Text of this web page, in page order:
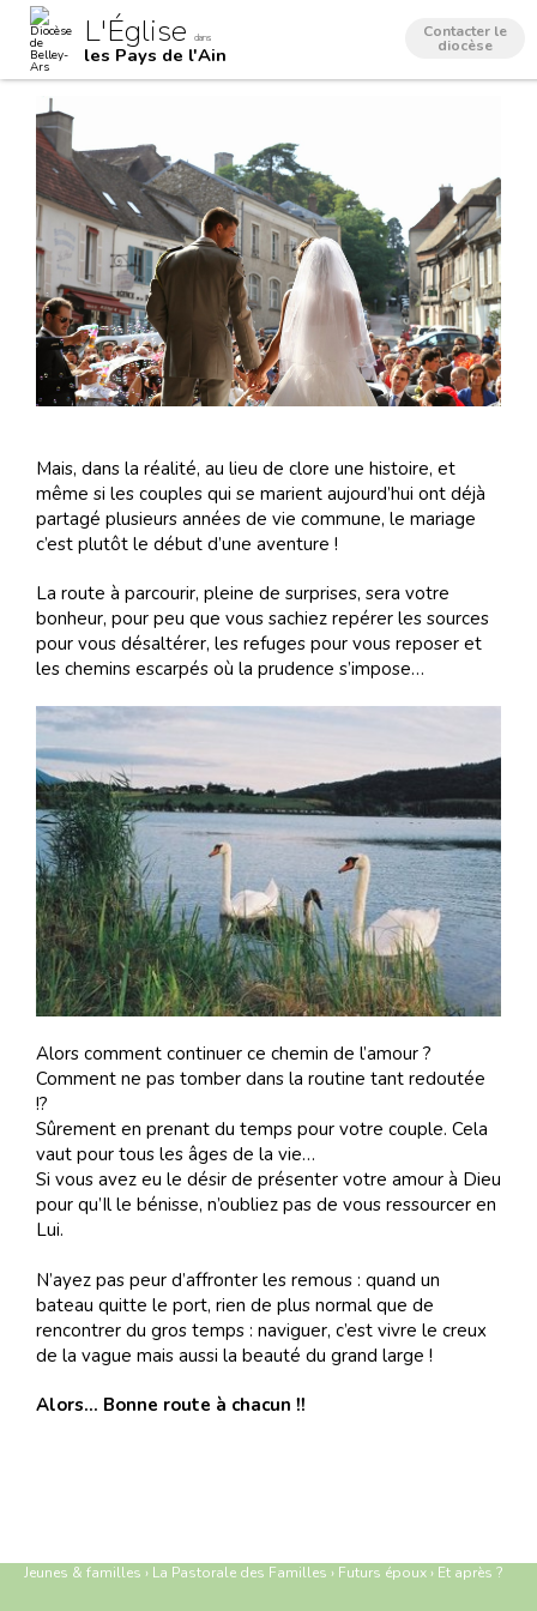
contenu.
navigation
Outils
personnels
L'Église dans
les Pays de l'Ain
Contacter le
diocèse
Mais, dans la réalité, au lieu de clore une histoire, et
même si les couples qui se marient aujourd’hui ont déjà
partagé plusieurs années de vie commune, le mariage
c’est plutôt le début d’une aventure !
La route à parcourir, pleine de surprises, sera votre
bonheur, pour peu que vous sachiez repérer les sources
pour vous désaltérer, les refuges pour vous reposer et
les chemins escarpés où la prudence s’impose…
Alors comment continuer ce chemin de l’amour ?
Comment ne pas tomber dans la routine tant redoutée
!?
Sûrement en prenant du temps pour votre couple. Cela
vaut pour tous les âges de la vie…
Si vous avez eu le désir de présenter votre amour à Dieu
pour qu’Il le bénisse, n’oubliez pas de vous ressourcer en
Lui.
N’ayez pas peur d’affronter les remous : quand un
bateau quitte le port, rien de plus normal que de
rencontrer du gros temps : naviguer, c’est vivre le creux
de la vague mais aussi la beauté du grand large !
Alors… Bonne route à chacun !!
Jeunes & familles › La Pastorale des Familles › Futurs époux › Et après ?